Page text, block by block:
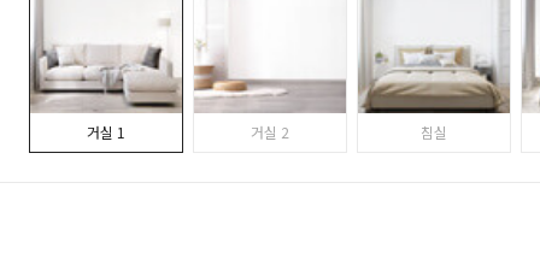
거실 1 거실 2 침실